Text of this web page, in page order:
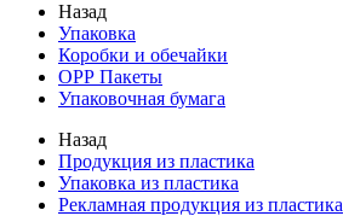
Назад
Упаковка
Коробки и обечайки
ОРР Пакеты
Упаковочная бумага
Назад
Продукция из пластика
Упаковка из пластика
Рекламная продукция из пластика